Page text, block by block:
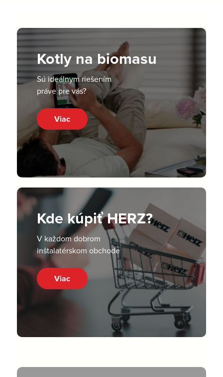
Kotly na biomasu
Sú ideálnym riešením
práve pre vás?
Viac
Kde kúpiť HERZ?
V každom dobrom
inštalatérskom obchode
Viac